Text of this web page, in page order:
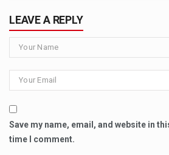
LEAVE A REPLY
Save my name, email, and website in
time I comment.